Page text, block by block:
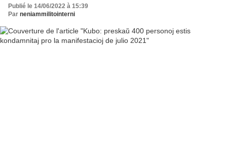
Publié le 14/06/2022 à 15:39
Par neniammilitointerni